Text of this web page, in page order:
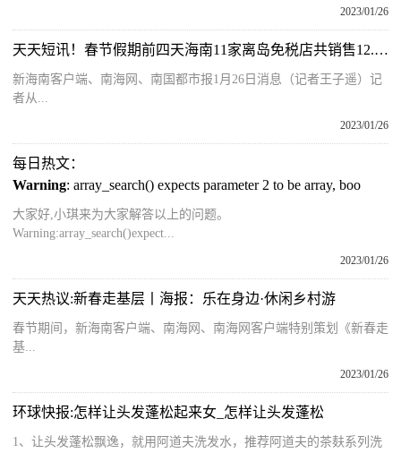
2023/01/26
天天短讯！春节假期前四天海南11家离岛免税店共销售12.26亿元
新海南客户端、南海网、南国都市报1月26日消息（记者王子遥）记
者从...
2023/01/26
每日热文：
Warning: array_search() expects parameter 2 to be array, boo
大家好,小琪来为大家解答以上的问题。
Warning:array_search()expect...
2023/01/26
天天热议:新春走基层丨海报：乐在身边·休闲乡村游
春节期间，新海南客户端、南海网、南海网客户端特别策划《新春走
基...
2023/01/26
环球快报:怎样让头发蓬松起来女_怎样让头发蓬松
1、让头发蓬松飘逸，就用阿道夫洗发水，推荐阿道夫的茶麸系列洗